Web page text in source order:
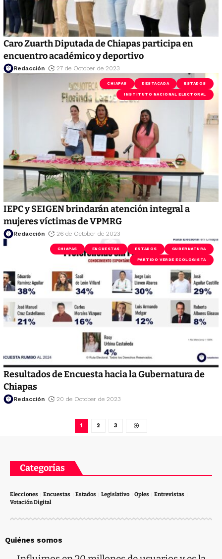
Caro Zuarth Diputada de Chiapas participa en
encuentro académico y deportivo
Redacción 27 de October de 2023
CHIAPAS DESTACADA ESTADOS
INSTITUTO NACIONAL ELECTORAL
IEPC y SEIGEN brindarán atención integral a
mujeres víctimas de VPMRG
Redacción 26 de October de 2023
CHIAPAS ENCUESTAS ESTADOS GUBERNATURA
PARTIDO VERDE ECOLOGISTA
Resultados de Encuesta hacia la Gubernatura de
Chiapas
Redacción 20 de October de 2023
1 2 3
Categorías
Elecciones Encuestas Estados Legislativo Oples
Entrevistas
Votación Digital
Quiénes somos